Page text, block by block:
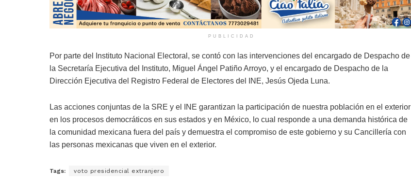
PUBLICIDAD
Por parte del Instituto Nacional Electoral, se contó con las intervenciones del encargado de Despacho de
la Secretaría Ejecutiva del Instituto, Miguel Ángel Patiño Arroyo, y el encargado de Despacho de la
Dirección Ejecutiva del Registro Federal de Electores del INE, Jesús Ojeda Luna.
Las acciones conjuntas de la SRE y el INE garantizan la participación de nuestra población en el exterior
en los procesos democráticos en sus estados y en México, lo cual responde a una demanda histórica de
la comunidad mexicana fuera del país y demuestra el compromiso de este gobierno y su Cancillería con
las personas mexicanas que viven en el exterior.
Tags: voto presidencial extranjero